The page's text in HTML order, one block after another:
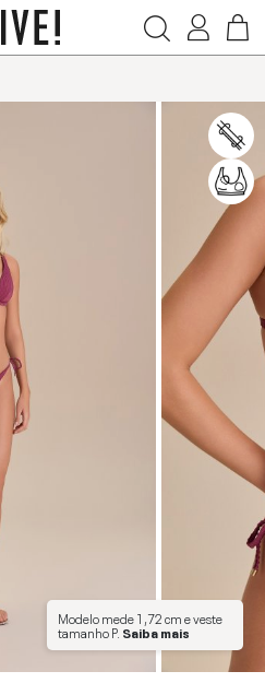
Modelo mede1,72 cme veste
tamanhoP. Saiba mais